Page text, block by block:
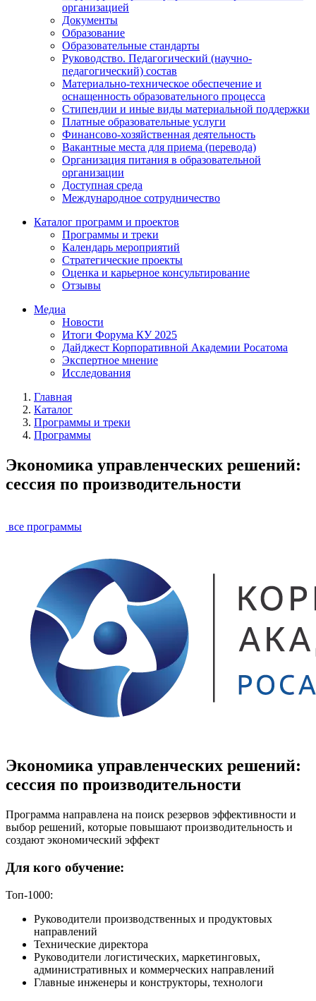
организацией
Документы
Образование
Образовательные стандарты
Руководство. Педагогический (научно-
педагогический) состав
Материально-техническое обеспечение и
оснащенность образовательного процесса
Стипендии и иные виды материальной поддержки
Платные образовательные услуги
Финансово-хозяйственная деятельность
Вакантные места для приема (перевода)
Организация питания в образовательной
организации
Доступная среда
Международное сотрудничество
Каталог программ и проектов
Программы и треки
Календарь мероприятий
Стратегические проекты
Оценка и карьерное консультирование
Отзывы
Медиа
Новости
Итоги Форума КУ 2025
Дайджест Корпоративной Академии Росатома
Экспертное мнение
Исследования
Главная
Каталог
Программы и треки
Программы
Экономика управленческих решений:
сессия по производительности
все программы
Экономика управленческих решений:
сессия по производительности
Программа направлена на поиск резервов эффективности и
выбор решений, которые повышают производительность и
создают экономический эффект
Для кого обучение:
Топ-1000:
Руководители производственных и продуктовых
направлений
Технические директора
Руководители логистических, маркетинговых,
административных и коммерческих направлений
Главные инженеры и конструкторы, технологи